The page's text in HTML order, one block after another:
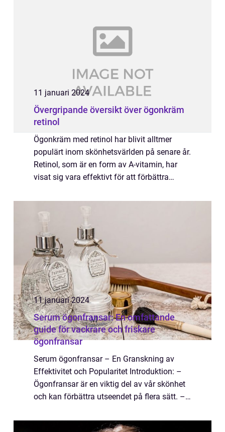
11 januari 2024
Övergripande översikt över ögonkräm
retinol
Ögonkräm med retinol har blivit alltmer
populärt inom skönhetsvärlden på senare år.
Retinol, som är en form av A-vitamin, har
visat sig vara effektivt för att förbättra
Genom att använda en ögonkräm med
retinol ...
11 januari 2024
Serum ögonfransar: En omfattande
guide för vackrare och friskare
ögonfransar
Serum ögonfransar – En Granskning av
Effektivitet och Popularitet Introduktion: –
Ögonfransar är en viktig del av vår skönhet
och kan förbättra utseendet på flera sätt. –
kosmetiskt alternativ för a...